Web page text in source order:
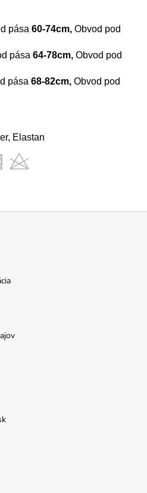
pása 60-74cm, Obvod pod
pása 64-78cm, Obvod pod
pása 68-82cm, Obvod pod
Elastan